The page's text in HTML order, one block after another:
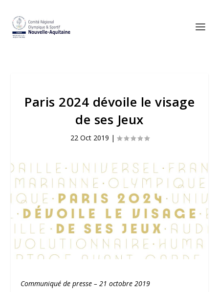
Paris 2024 dévoile le visage
de ses Jeux
22 Oct 2019 |
Communiqué de presse – 21 octobre 2019